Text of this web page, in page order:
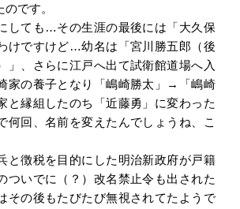
です。
しても…その生涯の最後には「大久保
けですけど…幼名は「宮川勝五郎（後
」、さらに江戸へ出て試衛館道場へ入
家の養子となり「嶋崎勝太」→「嶋崎
と縁組したのち「近藤勇」に変わった
何回、名前を変えたんでしょうね、こ
と徴税を目的にした明治新政府が戸籍
ついでに（？）改名禁止令も出された
その後もたびたび無視されてたようで